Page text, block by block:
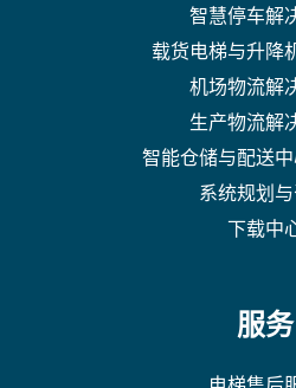
智慧停车解
载货电梯与升降
机场物流解
生产物流解
智能仓储与配送
系统规划
下载中
服务